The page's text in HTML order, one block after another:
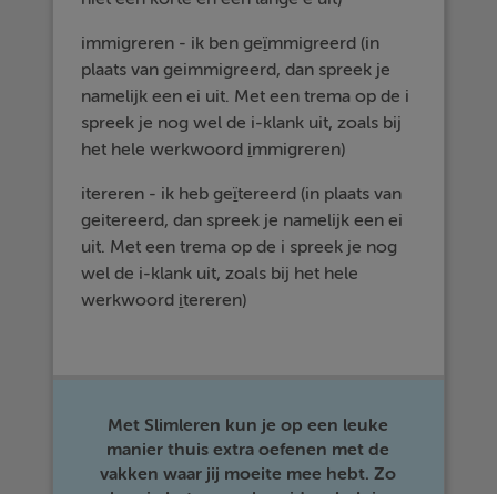
immigreren - ik ben geïmmigreerd (in
plaats van geimmigreerd, dan spreek je
namelijk een ei uit. Met een trema op de i
spreek je nog wel de i-klank uit, zoals bij
het hele werkwoord immigreren)
itereren - ik heb geïtereerd (in plaats van
geitereerd, dan spreek je namelijk een ei
uit. Met een trema op de i spreek je nog
wel de i-klank uit, zoals bij het hele
werkwoord itereren)
Met Slimleren kun je op een leuke
manier thuis extra oefenen met de
vakken waar jij moeite mee hebt. Zo